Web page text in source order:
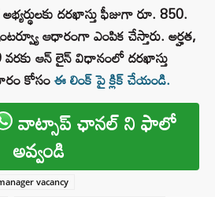
దరఖాస్తు ఫీజుగా రూ. 850.
ఆధారంగా ఎంపిక చేస్తారు. అర్హత,
వరకు ఆన్ లైన్ విధానంలో దరఖాస్తు
కోసంఈ లింక్ పై క్లిక్ చేయండి.
వాట్సాప్ ఛానల్ ని ఫాలో
అవ్వండి
vacancy